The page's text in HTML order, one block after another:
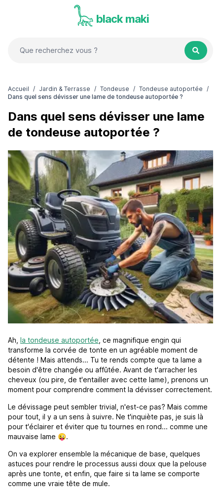
black maki
Accueil / Jardin & Terrasse / Tondeuse / Tondeuse autoportée /
Dans quel sens dévisser une lame de tondeuse autoportée ?
Dans quel sens dévisser une lame
de tondeuse autoportée ?
Ah, la tondeuse autoportée , ce magnifique engin qui
transforme la corvée de tonte en un agréable moment de
détente ! Mais attends... Tu te rends compte que ta lame a
besoin d'être changée ou affûtée. Avant de t'arracher les
cheveux (ou pire, de t'entailler avec cette lame), prenons un
moment pour comprendre comment la dévisser correctement.
Le dévissage peut sembler trivial, n'est-ce pas? Mais comme
pour tout, il y a un sens à suivre. Ne t'inquiète pas, je suis là
pour t'éclairer et éviter que tu tournes en rond... comme une
mauvaise lame 😜.
On va explorer ensemble la mécanique de base, quelques
astuces pour rendre le processus aussi doux que la pelouse
après une tonte, et enfin, que faire si ta lame se comporte
comme une vraie tête de mule.